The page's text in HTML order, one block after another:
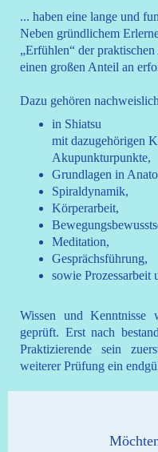
... haben eine lange und
Neben gründlichem
„Erfühlen“ der
einen großen Anteil an
Dazu gehören
in Shiatsu
mit dazugehörigen
Akupunkturpunkte,
Grundlagen in
Spiraldynamik,
Körperarbeit,
Meditation,
Gesprächsführung,
sowie Prozessarbeit
Wissen und Kenntnisse
geprüft. Erst nach
Praktizierende sein
weiterer Prüfung ein